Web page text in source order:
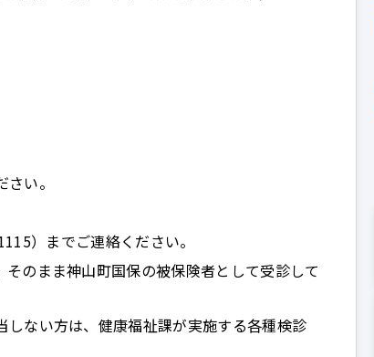
い。
）までご連絡ください。
のまま神山町国保の被保険者として受診して
ない方は、健康福祉課が実施する各種検診